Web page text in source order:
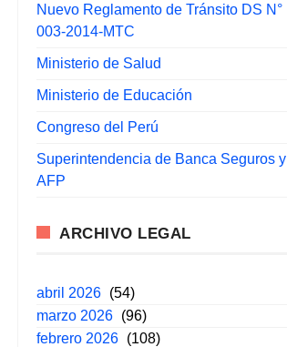
Nuevo Reglamento de Tránsito DS N°
003-2014-MTC
Ministerio de Salud
Ministerio de Educación
Congreso del Perú
Superintendencia de Banca Seguros y
AFP
ARCHIVO LEGAL
abril 2026 (54)
marzo 2026 (96)
febrero 2026 (108)